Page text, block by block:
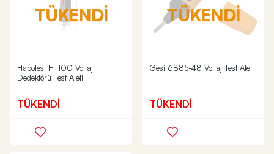
TÜKENDİ
Habotest HT100 Voltaj
Dedektörü Test Aleti
TÜKENDİ
TÜKENDİ
Gesi 6885-48 Voltaj Test Aleti
TÜKENDİ